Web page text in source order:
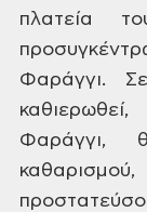
πλατεία
Φαράγγι.
Φαράγγι,